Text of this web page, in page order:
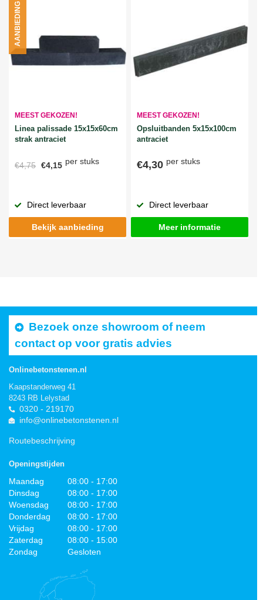
MEEST GEKOZEN!
Linea palissade 15x15x60cm
strak antraciet
€4,75 €4,15 per stuks
AANBIEDING
Direct leverbaar
Bekijk aanbieding
MEEST GEKOZEN!
Opsluitbanden 5x15x100cm
antraciet
€4,30 per stuks
Direct leverbaar
Meer informatie
Bezoek onze showroom of neem
contact op voor gratis advies
Onlinebetonstenen.nl
Kaapstanderweg 41
8243 RB Lelystad
0320 - 219170
info@onlinebetonstenen.nl
Routebeschrijving
Openingstijden
Maandag
08:00 - 17:00
Dinsdag
08:00 - 17:00
Woensdag
08:00 - 17:00
Donderdag
08:00 - 17:00
Vrijdag
08:00 - 17:00
Zaterdag
08:00 - 15:00
Zondag
Gesloten